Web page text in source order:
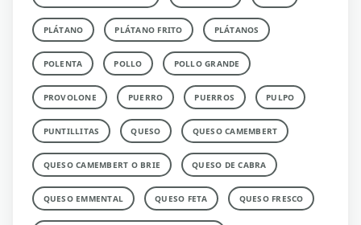
PLÁTANO PLÁTANO FRITO PLÁTANOS
POLENTA POLLO POLLO GRANDE
PROVOLONE PUERRO PUERROS PULPO
PUNTILLITAS QUESO QUESO CAMEMBERT
QUESO CAMEMBERT O BRIE QUESO DE CABRA
QUESO EMMENTAL QUESO FETA QUESO FRESCO